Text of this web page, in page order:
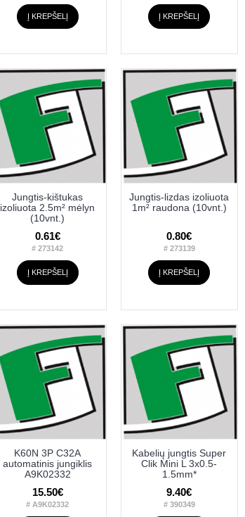
Į KREPŠELĮ Į KREPŠELĮ
Jungtis-kištukas
izoliuota 2.5m² mėlyn
(10vnt.)
0.61€
# 273142
Į KREPŠELĮ
Jungtis-lizdas izoliuota
1m² raudona (10vnt.)
0.80€
# 273139
Į KREPŠELĮ
K60N 3P C32A
automatinis jungiklis
A9K02332
15.50€
# A9K02332
Kabelių jungtis Super
Clik Mini L 3x0.5-
1.5mm*
9.40€
# 390349